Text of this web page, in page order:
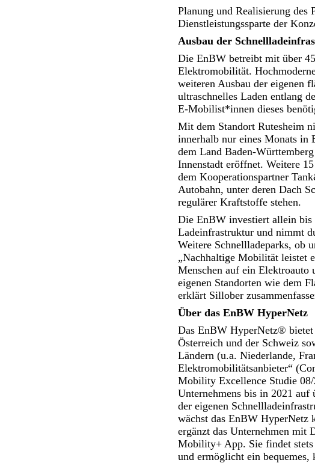
Planung und Realisierung des
Dienstleistungssparte der
Ausbau der
Die EnBW betreibt mit über
Elektromobilität.
weiteren Ausbau der eigenen
ultraschnelles Laden entlang
E-Mobilist*innen dieses
Mit dem Standort Rutesheim
innerhalb nur eines Monats in
dem Land Baden-
Innenstadt eröffnet. Weitere
dem Kooperationspartner
Autobahn, unter deren Dach
regulärer Kraftstoffe stehen.
Die EnBW investiert allein
Ladeinfrastruktur und nimmt
Weitere Schnellladeparks, ob
„Nachhaltige Mobilität leistet
Menschen auf ein Elektroauto
eigenen Standorten wie dem
erklärt Sillober
Über das EnBW HyperNetz
Das EnBW HyperNetz®
Österreich und der Schweiz
Ländern (u.a. Niederlande,
Elektromobilitätsanbieter“
Mobility Excellence Studie
Unternehmens bis in 2021 auf
der eigenen
wächst das EnBW
ergänzt das Unternehmen mit
Mobility+ App. Sie findet
und ermöglicht ein bequemes,